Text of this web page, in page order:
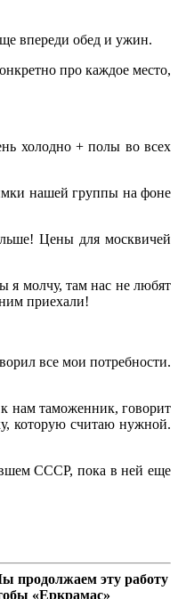
впереди обед и ужин.
про каждое место,
холодно + полы во всех
нашей группы на фоне
Цены для москвичей
я молчу, там нас не любят
приехали!
все мои потребности.
нам таможенник, говорит
которую считаю нужной.
СССР, пока в ней еще
продолжаем эту работу
«Еркрамас»